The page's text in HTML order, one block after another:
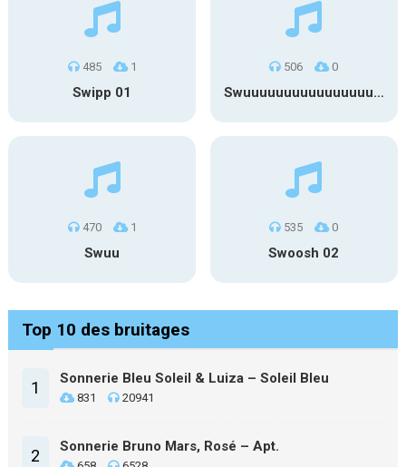
485 1
Swipp 01
506 0
Swuuuuuuuuuuuuuuuuuuuuuu
470 1
Swuu
535 0
Swoosh 02
Top 10 des bruitages
1 Sonnerie Bleu Soleil & Luiza – Soleil Bleu
831 20941
2 Sonnerie Bruno Mars, Rosé – Apt.